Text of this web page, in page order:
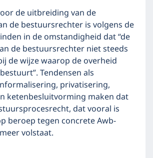
de uitbreiding van de
de bestuursrechter is volgens de
in de omstandigheid dat “de
de bestuursrechter niet steeds
de wijze waarop de overheid
Tendensen als
privatisering,
ketenbesluitvorming maken dat
dat vooral is
beroep tegen concrete Awb-
volstaat.